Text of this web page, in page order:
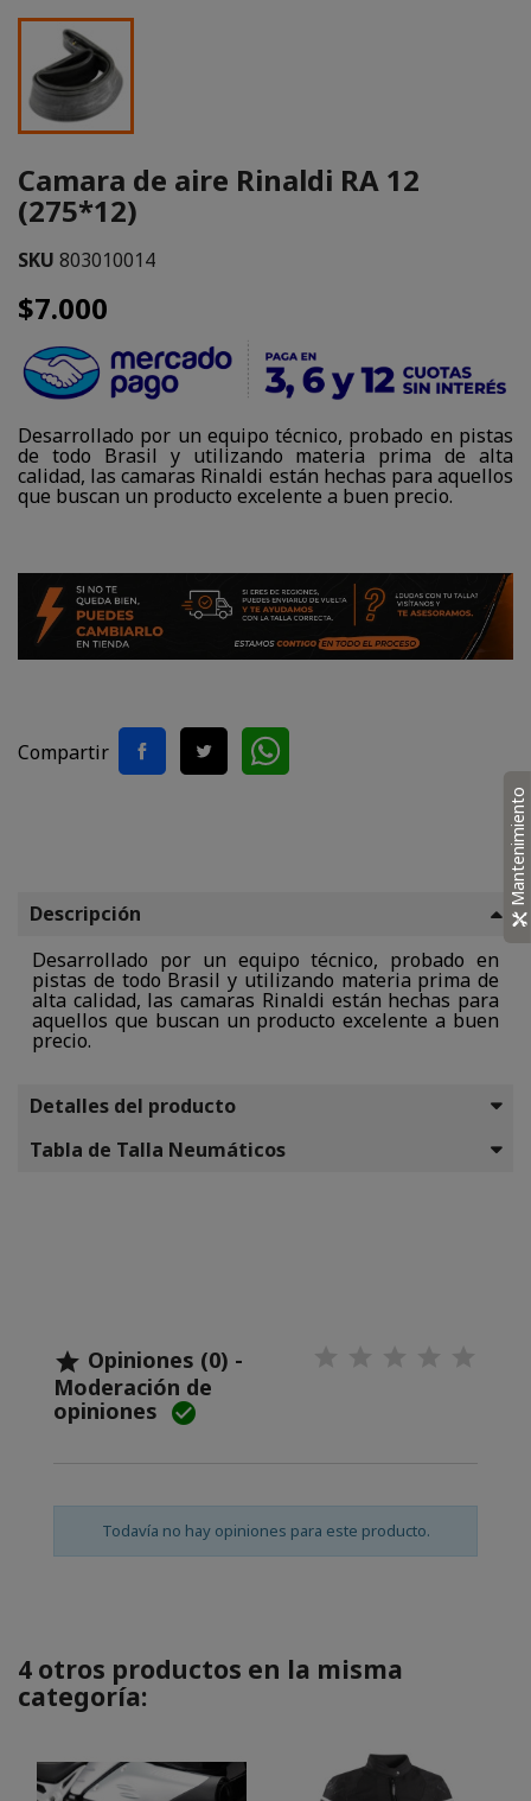
Camara de aire Rinaldi RA 12
(275*12)
SKU 803010014
$7.000
Desarrollado por un equipo técnico, probado en pistas
de todo Brasil y utilizando materia prima de alta
calidad, las camaras Rinaldi están hechas para aquellos
que buscan un producto excelente a buen precio.
Compartir
Descripción
Desarrollado por un equipo técnico, probado en
pistas de todo Brasil y utilizando materia prima de
alta calidad, las camaras Rinaldi están hechas para
aquellos que buscan un producto excelente a buen
precio.
Detalles del producto
Tabla de Talla Neumáticos
 Opiniones (0) -
Moderación de
opiniones 
Todavía no hay opiniones para este producto.
4 otros productos en la misma
categoría:
Mantenimiento